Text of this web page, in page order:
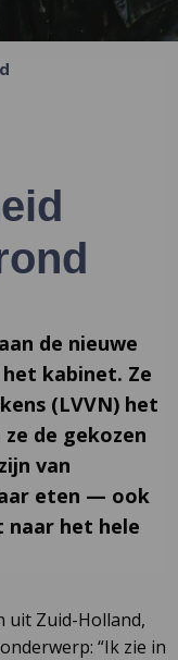
de nieuwe
kabinet. Ze
(LVVN) het
de gekozen
van
eten — ook
het hele
uit Zuid-Holland,
“Ik zie in